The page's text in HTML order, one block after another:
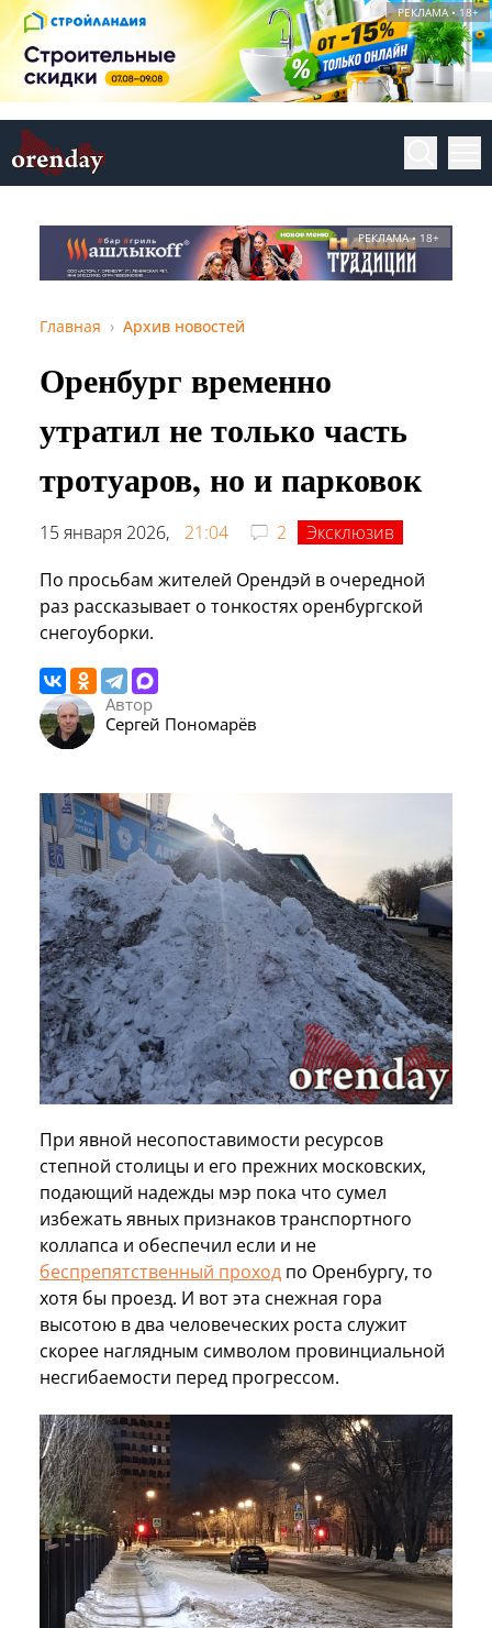
РЕКЛАМА • 18+
РЕКЛАМА • 18+
Главная Архив новостей
Оренбург временно
утратил не только часть
тротуаров, но и парковок
15 января 2026, 21:04 2
Эксклюзив
По просьбам жителей Орендэй в очередной
раз рассказывает о тонкостях оренбургской
снегоуборки.
Автор
Сергей Пономарёв
При явной несопоставимости ресурсов
степной столицы и его прежних московских,
подающий надежды мэр пока что сумел
избежать явных признаков транспортного
коллапса и обеспечил если и не
беспрепятственный проход по Оренбургу, то
хотя бы проезд. И вот эта снежная гора
высотою в два человеческих роста служит
скорее наглядным символом провинциальной
несгибаемости перед прогрессом.